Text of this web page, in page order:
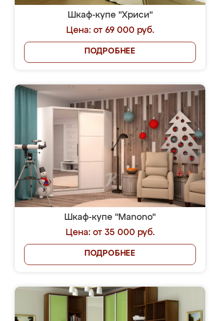
Шкаф-купе "Хриси"
Цена: от 69 000 руб.
ПОДРОБНЕЕ
Шкаф-купе "Manono"
Цена: от 35 000 руб.
ПОДРОБНЕЕ